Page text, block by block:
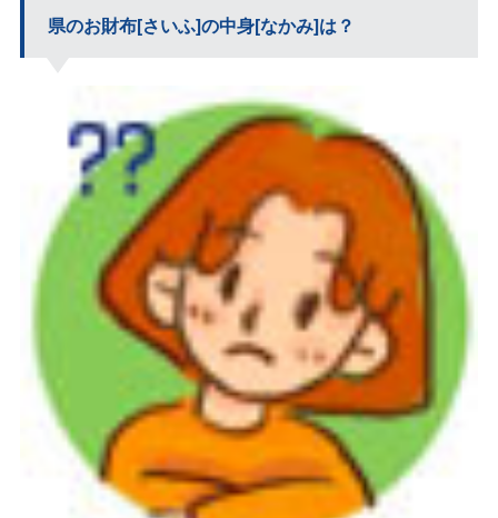
県のお財布[さいふ]の中身[なかみ]は？